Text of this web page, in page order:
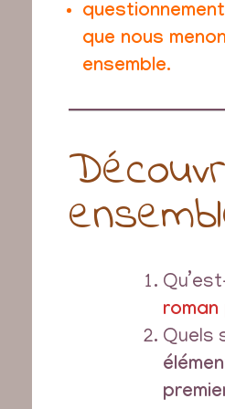
que nous
ensemble.
roman
Quels